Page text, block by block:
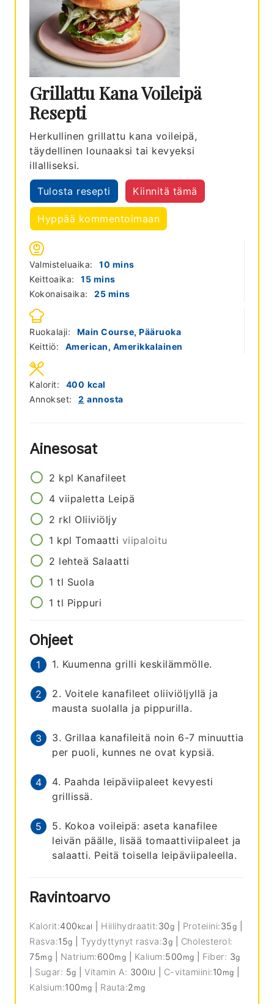
Grillattu Kana Voileipä
Resepti
Herkullinen grillattu kana voileipä,
täydellinen lounaaksi tai kevyeksi
illalliseksi.
Tulosta resepti Kiinnitä tämä
Hyppää kommentoimaan
Valmisteluaika: 10 minutes
mins
Keittoaika:
15minutes
mins
Kokonaisaika:
25minutes
mins
Ruokalaji:
Main Course, Pääruoka
Keittiö:
American, Amerikkalainen
Annokset: 2 annosta
Kalorit: 400 kcal
Ainesosat
2 kpl Kanafileet
4 viipaletta Leipä
2 rkl Oliiviöljy
1 kpl Tomaatti viipaloitu
2 lehteä Salaatti
1 tl Suola
1 tl Pippuri
Ohjeet
1. Kuumenna grilli keskilämmölle.
2. Voitele kanafileet oliiviöljyllä ja
mausta suolalla ja pippurilla.
3. Grillaa kanafileitä noin 6-7 minuuttia
per puoli, kunnes ne ovat kypsiä.
4. Paahda leipäviipaleet kevyesti
grillissä.
5. Kokoa voileipä: aseta kanafilee
leivän päälle, lisää tomaattiviipaleet ja
salaatti. Peitä toisella leipäviipaleella.
Ravintoarvo
Kalorit:400 kcal Hiilihydraatit:30g Proteiini:35g
Rasva:15g Tyydyttynyt rasva:3g
Cholesterol:
75mg Natrium:600mg Kalium:500 mg Fiber: 3g
Sugar: 5g |Vitamin A: 300IU C-vitamiini:10 mg
Kalsium:100 mg Rauta:2 mg